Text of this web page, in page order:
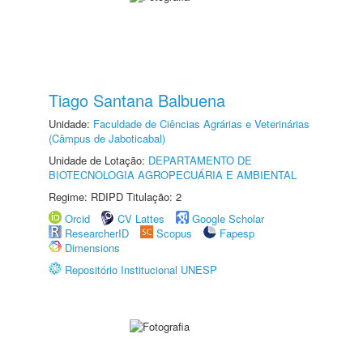
Tiago Santana Balbuena
Unidade: Faculdade de Ciências Agrárias e Veterinárias
(Câmpus de Jaboticabal)
Unidade de Lotação: DEPARTAMENTO DE
BIOTECNOLOGIA AGROPECUÁRIA E AMBIENTAL
Regime: RDIPD Titulação: 2
Orcid
CV Lattes
Google Scholar
ResearcherID
Scopus
Fapesp
Dimensions
Repositório Institucional UNESP